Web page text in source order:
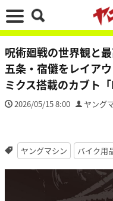
呪術廻戦の世界観と
五条・宿儺をレイア
ミクス搭載のカブト
2026/05/15 8:00 ヤング
ヤングマシン バイク用